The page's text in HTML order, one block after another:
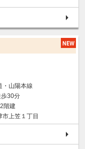
・山陽本線
歩30分
階建
市上笠１丁目